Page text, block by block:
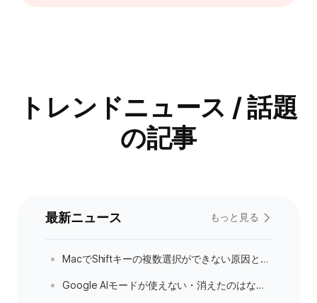
トレンドニュース / 話題
の記事
最新ニュース もっと見る
· MacでShiftキーの複数選択ができない原因と対処法｜原因別に解決
· Google AIモードが使えない・消えたのはなぜ？設定・出し方と対処法